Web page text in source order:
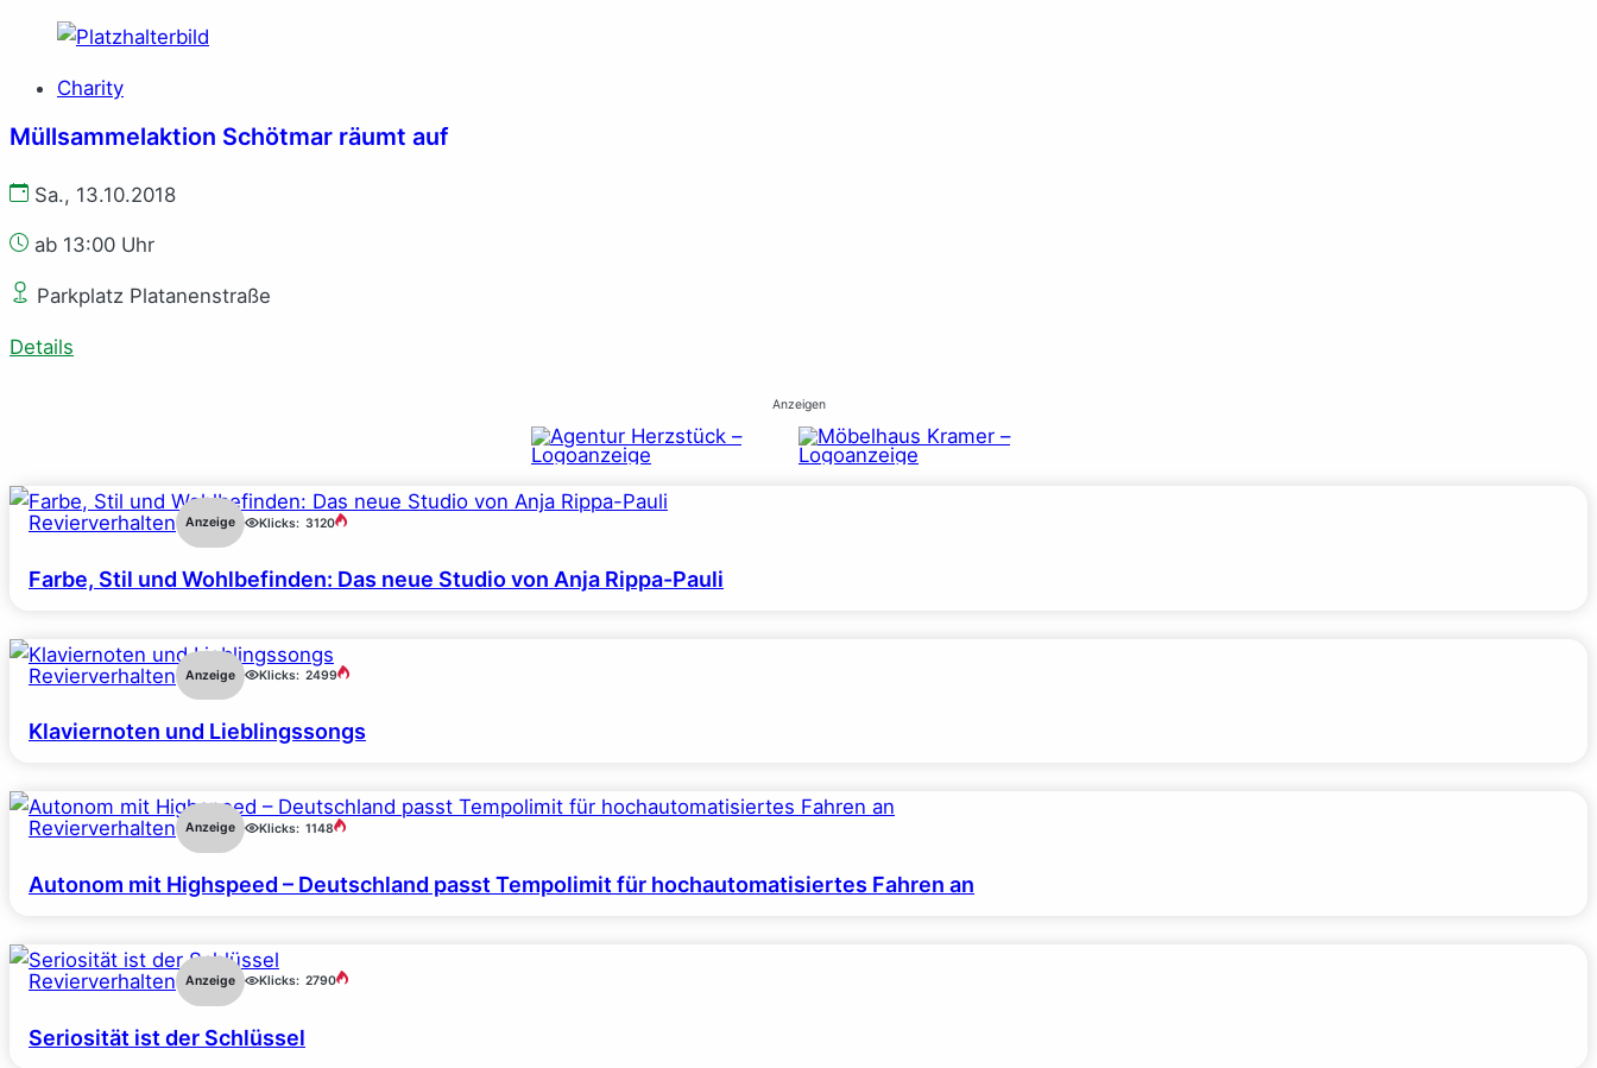
Charity
Müllsammelaktion Schötmar räumt auf
Sa., 13.10.2018
ab 13:00 Uhr
Parkplatz Platanenstraße
Details
Anzeigen
Revierverhalten Anzeige Klicks: 3120
Farbe, Stil und Wohlbefinden: Das neue Studio von Anja Rippa-Pauli
Revierverhalten Anzeige Klicks: 2499
Klaviernoten und Lieblingssongs
Revierverhalten Anzeige Klicks: 1148
Autonom mit Highspeed – Deutschland passt Tempolimit für hochautomatisiertes Fahren an
Revierverhalten Anzeige Klicks: 2790
Seriosität ist der Schlüssel